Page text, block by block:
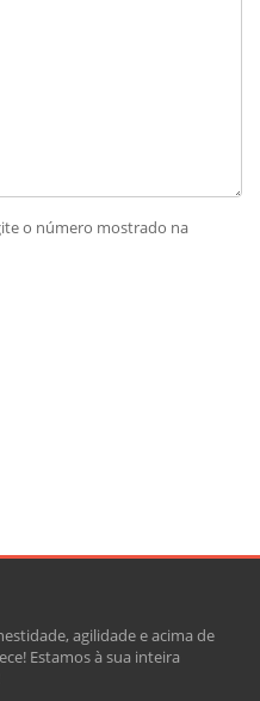
o número mostrado na
agilidade e acima de
Estamos à sua inteira